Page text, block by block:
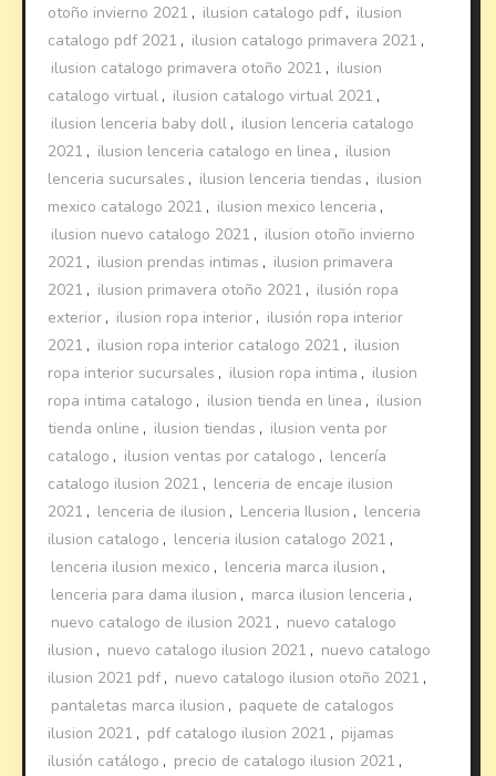
otoño invierno 2021 , ilusion catalogo pdf , ilusion
catalogo pdf 2021 , ilusion catalogo primavera 2021 ,
ilusion catalogo primavera otoño 2021 , ilusion
catalogo virtual , ilusion catalogo virtual 2021 ,
ilusion lenceria baby doll , ilusion lenceria catalogo
2021 , ilusion lenceria catalogo en linea , ilusion
lenceria sucursales , ilusion lenceria tiendas , ilusion
mexico catalogo 2021 , ilusion mexico lenceria ,
ilusion nuevo catalogo 2021 , ilusion otoño invierno
2021 , ilusion prendas intimas , ilusion primavera
2021 , ilusion primavera otoño 2021 , ilusión ropa
exterior , ilusion ropa interior , ilusión ropa interior
2021 , ilusion ropa interior catalogo 2021 , ilusion
ropa interior sucursales , ilusion ropa intima , ilusion
ropa intima catalogo , ilusion tienda en linea , ilusion
tienda online , ilusion tiendas , ilusion venta por
catalogo , ilusion ventas por catalogo , lencería
catalogo ilusion 2021 , lenceria de encaje ilusion
2021 , lenceria de ilusion , Lenceria Ilusion , lenceria
ilusion catalogo , lenceria ilusion catalogo 2021 ,
lenceria ilusion mexico , lenceria marca ilusion ,
lenceria para dama ilusion , marca ilusion lenceria ,
nuevo catalogo de ilusion 2021 , nuevo catalogo
ilusion , nuevo catalogo ilusion 2021 , nuevo catalogo
ilusion 2021 pdf , nuevo catalogo ilusion otoño 2021 ,
pantaletas marca ilusion , paquete de catalogos
ilusion 2021 , pdf catalogo ilusion 2021 , pijamas
ilusión catálogo , precio de catalogo ilusion 2021 ,